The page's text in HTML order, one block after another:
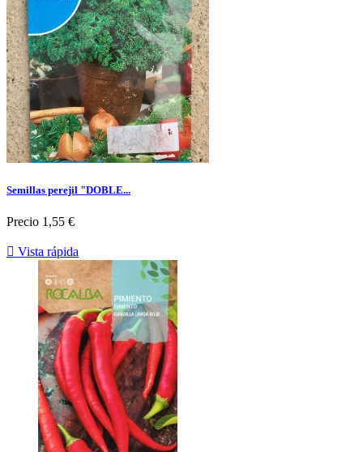
Semillas perejil "DOBLE...
Precio 1,55 €
 Vista rápida